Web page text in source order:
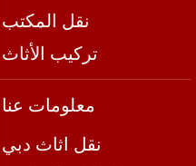
نقل المكتب
تركيب الأثاث
معلومات عنا
نقل اثاث دبي